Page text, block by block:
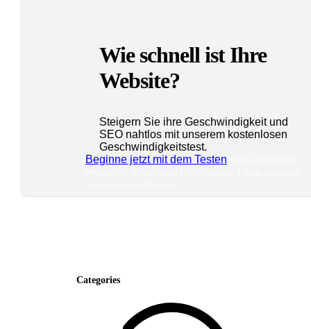
Wie schnell ist Ihre
Website?
Steigern Sie ihre Geschwindigkeit und
SEO nahtlos mit unserem kostenlosen
Geschwindigkeitstest.
Beginne jetzt mit dem Testen
Categories